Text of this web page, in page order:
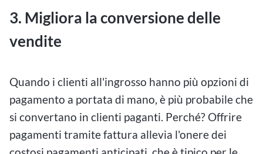
3. Migliora la conversione delle
vendite
Quando i clienti all'ingrosso hanno più opzioni di
pagamento a portata di mano, è più probabile che
si convertano in clienti paganti. Perché? Offrire
pagamenti tramite fattura allevia l'onere dei